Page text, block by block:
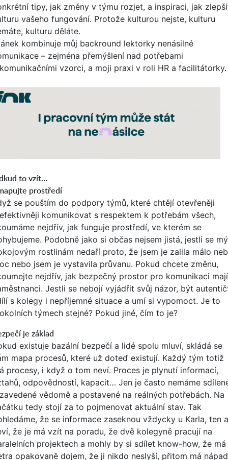
tipy, jak změny v týmu rozjet, a inspiraci, jak
vašeho fungování. Protože kulturou nejste, kulturu
kulturu děláte.
kombinuje můj backround lektorky nenásilné
– zejména přemýšlení nad potřebami
vzorci, a moji praxi v roli HR a facilitátorky.
to vzít…
prostředí
se pouštím do podpory týmů, které chtějí otevřeněji
komunikovat s respektem k potřebám všech,
nejdřív, jak funguje prostředí, ve kterém se
Podobně jako si občas nejsem jistá, jestli se
rostlinám nedaří proto, že jsem je zalila málo
nebo jsem je vystavila průvanu. Pokud chcete změnu,
nejdřív, jak bezpečný prostor pro komunikaci mají
Jestli se nebojí vyjádřit svůj názor, být
s kolegy i nepříjemné situace a umí si vypomoct. Je to
týmech stejné? Pokud jiné, čím to je?
je základ
existuje bazální bezpečí a lidé spolu mluví, skládá se
mapa procesů, které už doteď existují. Každý tým totiž
procesy, i když o tom neví. Proces je plynutí informací,
odpovědností, kapacit… Jen je často nemáme
vědomě a postavené na reálných potřebách. Na
tedy stojí za to pojmenovat aktuální stav. Tak
že se informace zaseknou vždycky u Karla, ten
že je má vzít na poradu, že dvě kolegyně pracují na
projektech a mohly by si sdílet know-how, že má
opakovaně dojem, že ji nikdo neslyší, přitom má